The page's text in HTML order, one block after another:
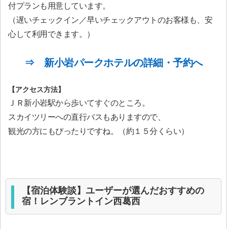
付プランも用意しています。
（遅いチェックイン／早いチェックアウトのお客様も、安
心して利用できます。）
⇒ 新小岩パークホテルの詳細・予約へ
【アクセス方法】
ＪＲ新小岩駅から歩いてすぐのところ。
スカイツリーへの直行バスもありますので、
観光の方にもぴったりですね。（約１５分くらい）
【宿泊体験談】ユーザーが選んだおすすめの
宿！レンブラントイン西葛西